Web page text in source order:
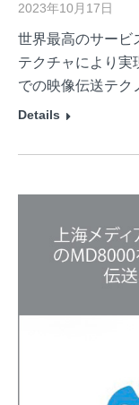
2023年10月17日
世界最高のサービ
テクチャにより実
での映像伝送テク
Details